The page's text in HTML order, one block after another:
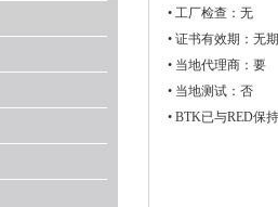
• 工厂检查：无
• 证书有效期：无
• 当地代理商：要
• 当地测试：否
• BTK已与RED保